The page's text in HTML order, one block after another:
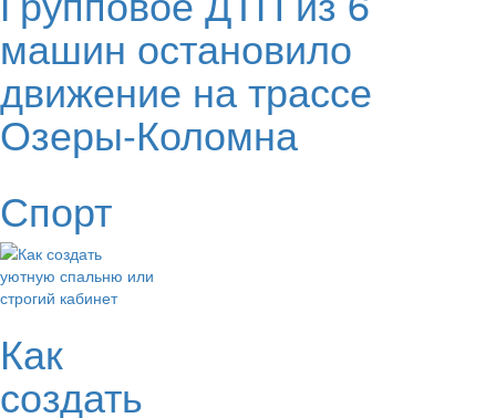
машин остановило
движение на трассе
Озеры-Коломна
Спорт
Как
создать